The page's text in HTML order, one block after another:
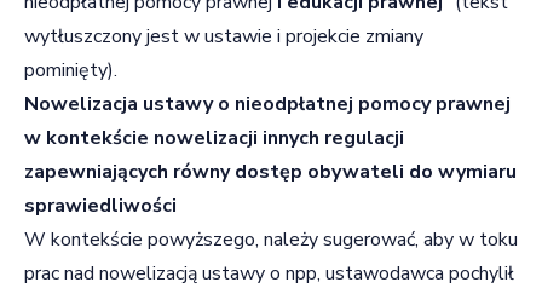
wytłuszczony jest w ustawie i projekcie zmiany
pominięty).
Nowelizacja ustawy o nieodpłatnej pomocy prawnej
w kontekście nowelizacji innych regulacji
zapewniających równy dostęp obywateli do wymiaru
sprawiedliwości
W kontekście powyższego, należy sugerować, aby w toku
prac nad nowelizacją ustawy o npp, ustawodawca pochylił